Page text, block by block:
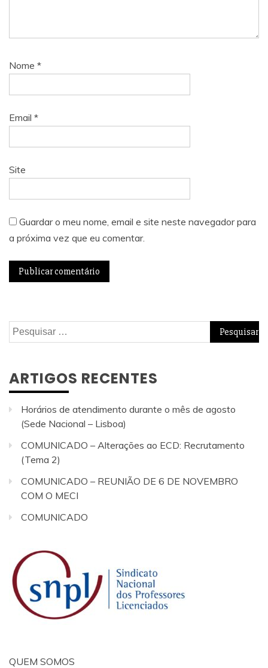
Nome *
Email *
Site
Guardar o meu nome, email e site neste navegador para
a próxima vez que eu comentar.
Pesquisar
por:
ARTIGOS RECENTES
Horários de atendimento durante o mês de agosto
(Sede Nacional – Lisboa)
COMUNICADO – Alterações ao ECD: Recrutamento
(Tema 2)
COMUNICADO – REUNIÃO DE 6 DE NOVEMBRO
COM O MECI
COMUNICADO
QUEM SOMOS